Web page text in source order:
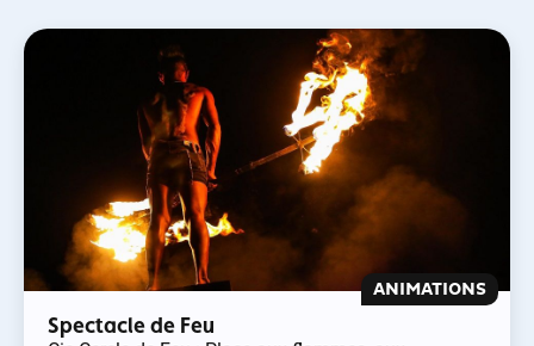
ANIMATIONS
Spectacle de Feu